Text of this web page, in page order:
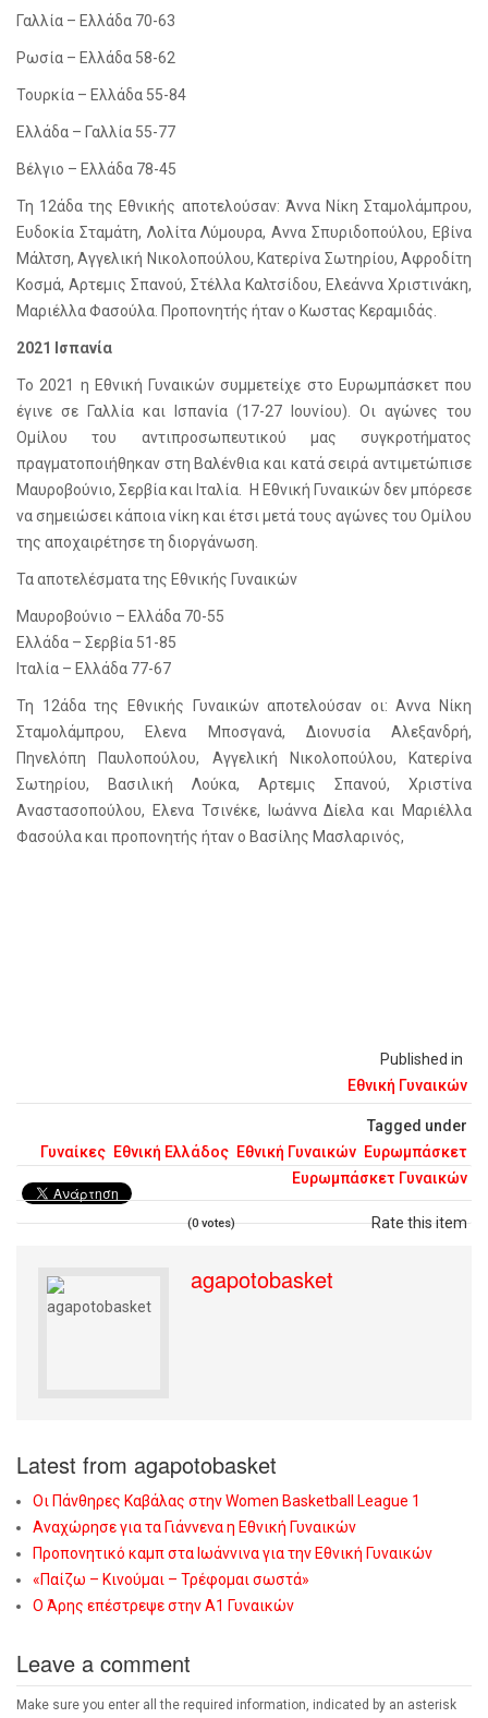
Published in
Εθνική Γυναικών
Tagged under
Γυναίκες Εθνική Ελλάδος Εθνική Γυναικών Ευρωμπάσκετ
Ευρωμπάσκετ Γυναικών
Rate this item
(0 votes)
Γαλλία – Ελλάδα 70-63
Ρωσία – Ελλάδα 58-62
Τουρκία – Ελλάδα 55-84
Ελλάδα – Γαλλία 55-77
Βέλγιο – Ελλάδα 78-45
Τη 12άδα της Εθνικής αποτελούσαν: Άννα Νίκη Σταμολάμπρου,
Ευδοκία Σταμάτη, Λολίτα Λύμουρα, Αννα Σπυριδοπούλου, Εβίνα
Μάλτση, Αγγελική Νικολοπούλου, Κατερίνα Σωτηρίου, Αφροδίτη
Κοσμά, Αρτεμις Σπανού, Στέλλα Καλτσίδου, Ελεάννα Χριστινάκη,
Μαριέλλα Φασούλα. Προπονητής ήταν ο Κωστας Κεραμιδάς.
2021 Ισπανία
Το 2021 η Εθνική Γυναικών συμμετείχε στο Ευρωμπάσκετ που
έγινε σε Γαλλία και Ισπανία (17-27 Ιουνίου). Οι αγώνες του
Ομίλου του αντιπροσωπευτικού μας συγκροτήματος
πραγματοποιήθηκαν στη Βαλένθια και κατά σειρά αντιμετώπισε
Μαυροβούνιο, Σερβία και Ιταλία. Η Εθνική Γυναικών δεν μπόρεσε
να σημειώσει κάποια νίκη και έτσι μετά τους αγώνες του Ομίλου
της αποχαιρέτησε τη διοργάνωση.
Τα αποτελέσματα της Εθνικής Γυναικών
Μαυροβούνιο – Ελλάδα 70-55
Ελλάδα – Σερβία 51-85
Ιταλία – Ελλάδα 77-67
Τη 12άδα της Εθνικής Γυναικών αποτελούσαν οι: Αννα Νίκη
Σταμολάμπρου, Ελενα Μποσγανά, Διονυσία Αλεξανδρή,
Πηνελόπη Παυλοπούλου, Αγγελική Νικολοπούλου, Κατερίνα
Σωτηρίου, Βασιλική Λούκα, Αρτεμις Σπανού, Χριστίνα
Αναστασοπούλου, Ελενα Τσινέκε, Ιωάννα Δίελα και Μαριέλλα
Φασούλα και προπονητής ήταν ο Βασίλης Μασλαρινός,
agapotobasket
Latest from agapotobasket
Οι Πάνθηρες Καβάλας στην Women Basketball League 1
Αναχώρησε για τα Γιάννενα η Εθνική Γυναικών
Προπονητικό καμπ στα Ιωάννινα για την Εθνική Γυναικών
«Παίζω – Κινούμαι – Τρέφομαι σωστά»
Ο Άρης επέστρεψε στην Α1 Γυναικών
Leave a comment
Make sure you enter all the required information, indicated by an asterisk